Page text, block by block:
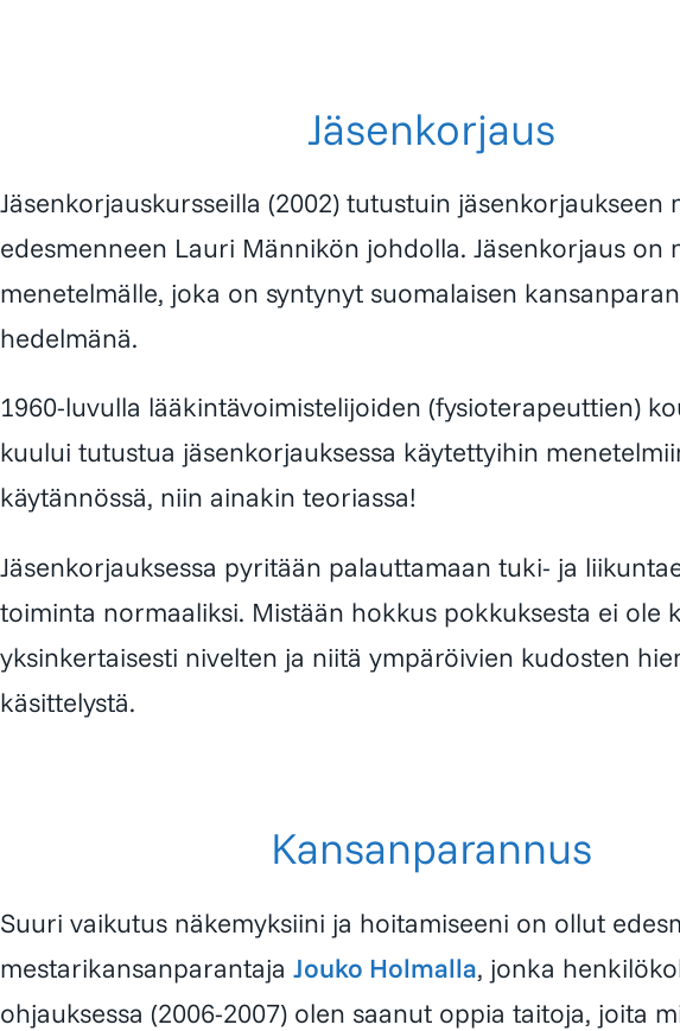
Jäsenkorjaus
Jäsenkorjauskursseilla (2002) tutustuin jäsenkorjaukseen
edesmenneen Lauri Männikön johdolla. Jäsenkorjaus on
menetelmälle, joka on syntynyt suomalaisen
hedelmänä.
1960-luvulla lääkintävoimistelijoiden (fysioterapeuttien)
kuului tutustua jäsenkorjauksessa käytettyihin
käytännössä, niin ainakin teoriassa!
Jäsenkorjauksessa pyritään palauttamaan tuki- ja
toiminta normaaliksi. Mistään hokkus pokkuksesta ei ole
yksinkertaisesti nivelten ja niitä ympäröivien kudosten
käsittelystä.
Kansanparannus
Suuri vaikutus näkemyksiini ja hoitamiseeni on ollut
mestarikansanparantaja Jouko Holmalla, jonka
ohjauksessa (2006-2007) olen saanut oppia taitoja, joita